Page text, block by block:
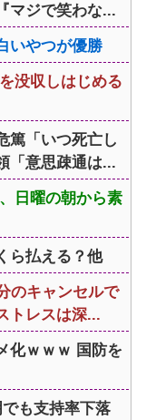
マジで笑わな...
いやつが優勝
没収しはじめる
篤「いつ死亡し
「意思疎通は...
日曜の朝から素
ら払える？他
のキャンセルで
トレスは深...
化ｗｗｗ 国防を
でも支持率下落